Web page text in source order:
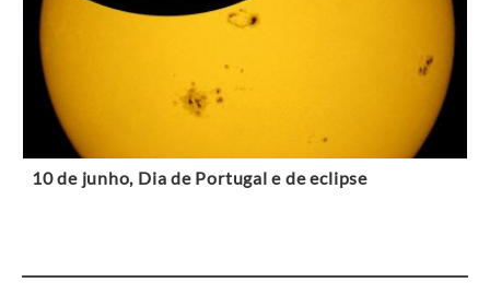
10 de junho, Dia de Portugal e de eclipse